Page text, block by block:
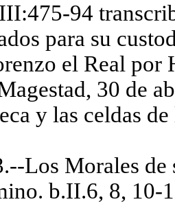
94
para su
el Real por
30 de
y las celdas
Los Morales de
b.II.6, 8, 10-